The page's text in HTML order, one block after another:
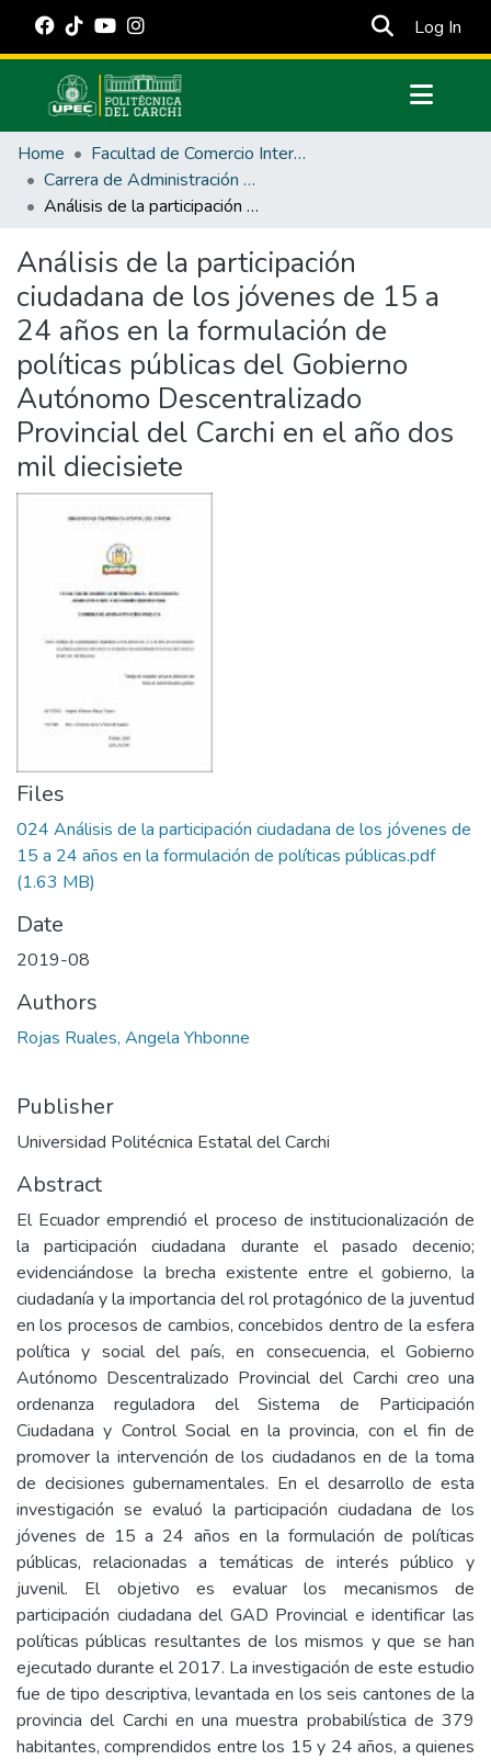
Log In
Communities & Collections
All of DSpace
Statistics
Estadísticas Externas
Manuales
Home
Facultad de Comercio Internacional, Integración, Administración y Economía Empresarial
Carrera de Administración Pública
Análisis de la participación ciudadana de los jóvenes de 15 a 24 años en la formulación de políticas públicas del Gobierno Autónomo Descentralizado Provincial del Carchi en el año dos mil diecisiete
Análisis de la participación
ciudadana de los jóvenes de 15 a
24 años en la formulación de
políticas públicas del Gobierno
Autónomo Descentralizado
Provincial del Carchi en el año dos
mil diecisiete
Files
024 Análisis de la participación ciudadana de los jóvenes de
15 a 24 años en la formulación de políticas públicas.pdf
(1.63 MB)
Date
2019-08
Authors
Rojas Ruales, Angela Yhbonne
Publisher
Universidad Politécnica Estatal del Carchi
Abstract
El Ecuador emprendió el proceso de institucionalización de
la participación ciudadana durante el pasado decenio;
evidenciándose la brecha existente entre el gobierno, la
ciudadanía y la importancia del rol protagónico de la juventud
en los procesos de cambios, concebidos dentro de la esfera
política y social del país, en consecuencia, el Gobierno
Autónomo Descentralizado Provincial del Carchi creo una
ordenanza reguladora del Sistema de Participación
Ciudadana y Control Social en la provincia, con el fin de
promover la intervención de los ciudadanos en de la toma
de decisiones gubernamentales. En el desarrollo de esta
investigación se evaluó la participación ciudadana de los
jóvenes de 15 a 24 años en la formulación de políticas
públicas, relacionadas a temáticas de interés público y
juvenil. El objetivo es evaluar los mecanismos de
participación ciudadana del GAD Provincial e identificar las
políticas públicas resultantes de los mismos y que se han
ejecutado durante el 2017. La investigación de este estudio
fue de tipo descriptiva, levantada en los seis cantones de la
provincia del Carchi en una muestra probabilística de 379
habitantes, comprendidos entre los 15 y 24 años, a quienes